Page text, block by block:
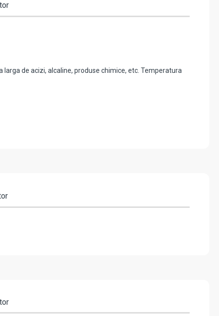
de acizi, alcaline, produse chimice, etc. Temperatura